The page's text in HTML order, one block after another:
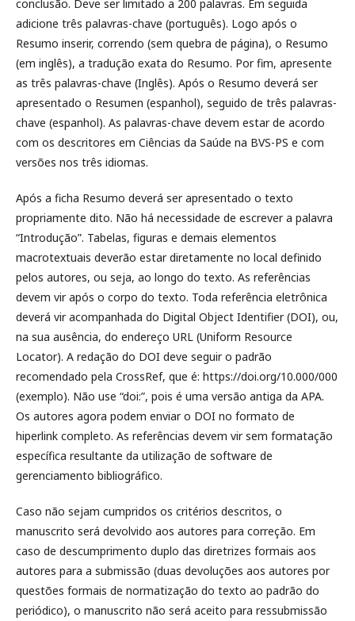
conclusão. Deve ser limitado a 200 palavras. Em seguida
adicione três palavras-chave (português). Logo após o
Resumo inserir, correndo (sem quebra de página), o Resumo
(em inglês), a tradução exata do Resumo. Por fim, apresente
as três palavras-chave (Inglês). Após o Resumo deverá ser
apresentado o Resumen (espanhol), seguido de três palavras-
chave (espanhol). As palavras-chave devem estar de acordo
com os descritores em Ciências da Saúde na BVS-PS e com
versões nos três idiomas.
Após a ficha Resumo deverá ser apresentado o texto
propriamente dito. Não há necessidade de escrever a palavra
“Introdução”. Tabelas, figuras e demais elementos
macrotextuais deverão estar diretamente no local definido
pelos autores, ou seja, ao longo do texto. As referências
devem vir após o corpo do texto. Toda referência eletrônica
deverá vir acompanhada do Digital Object Identifier (DOI), ou,
na sua ausência, do endereço URL (Uniform Resource
Locator). A redação do DOI deve seguir o padrão
recomendado pela CrossRef, que é: https://doi.org/10.000/000
(exemplo). Não use “doi:”, pois é uma versão antiga da APA.
Os autores agora podem enviar o DOI no formato de
hiperlink completo. As referências devem vir sem formatação
específica resultante da utilização de software de
gerenciamento bibliográfico.
Caso não sejam cumpridos os critérios descritos, o
manuscrito será devolvido aos autores para correção. Em
caso de descumprimento duplo das diretrizes formais aos
autores para a submissão (duas devoluções aos autores por
questões formais de normatização do texto ao padrão do
periódico), o manuscrito não será aceito para ressubmissão